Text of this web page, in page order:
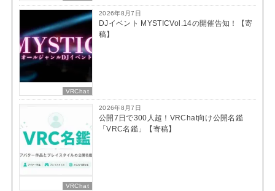
VRChat
2026年8月7日
DJイベント MYSTICVol.14の開催告知！【寄
稿】
VRChat
2026年8月7日
公開7日で300人超！VRChat向け公開名鑑
「VRC名鑑」【寄稿】